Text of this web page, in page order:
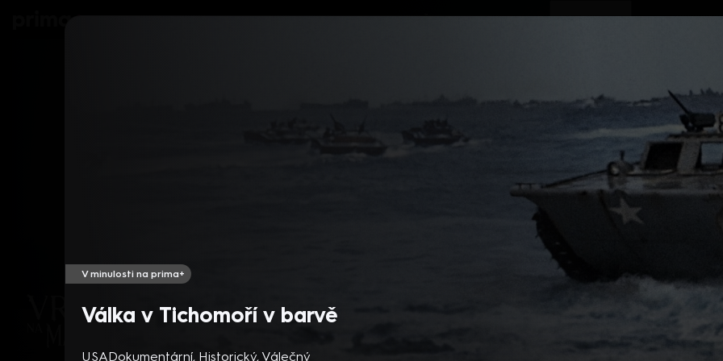
Seriály Filmy Děti Zprávy Novinky Živě TV program Operátoři
V minulosti na prima+
Válka v Tichomoří v barvě
USADokumentární, Historický, Válečný